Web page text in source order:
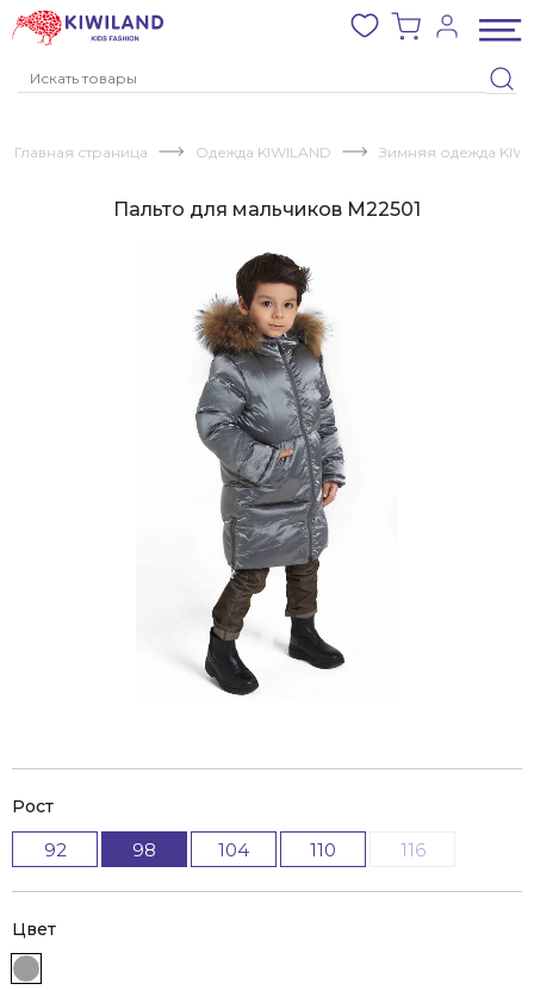
Главная страница Одежда KIWILAND Зимняя одежда
Пальто для мальчиков M22501
Рост
92 98 104 110 116
Цвет